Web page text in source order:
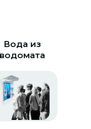
Вода из
водомата